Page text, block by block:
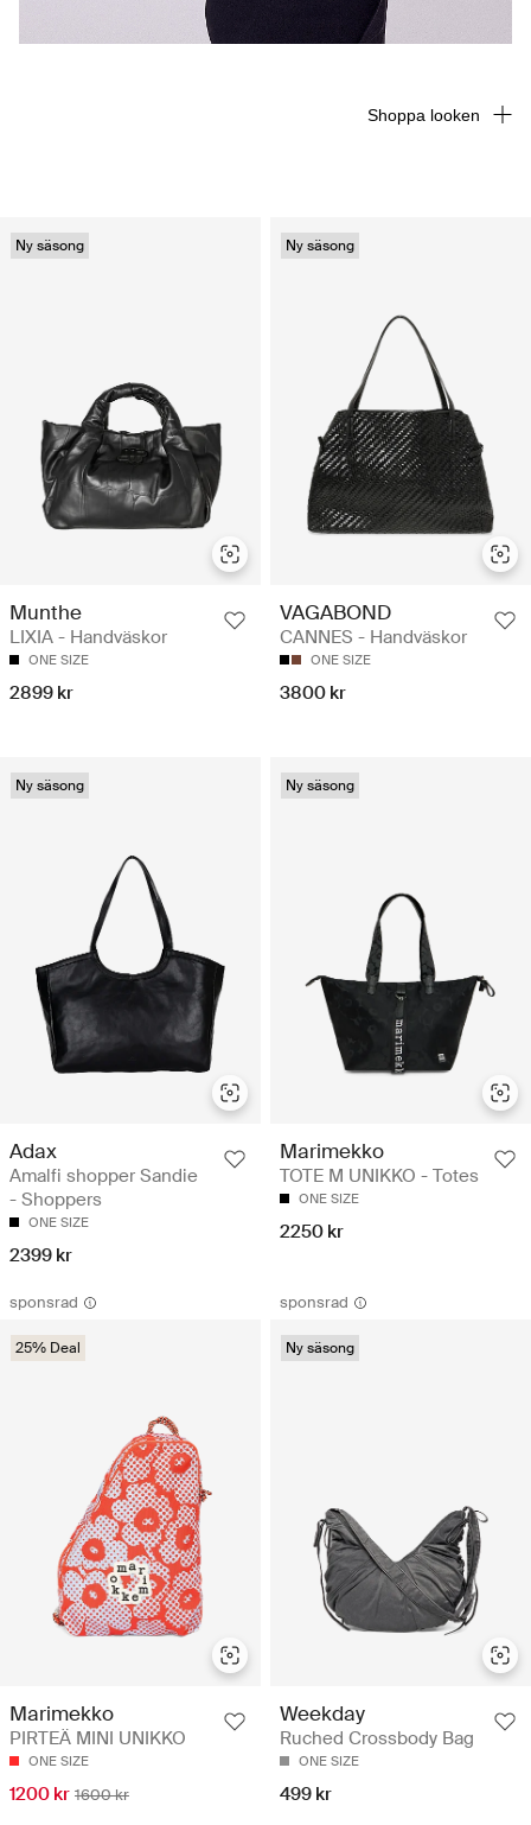
Ny säsong
Munthe
LIXIA - Handväskor
ONE SIZE
2899 kr
Ny säsong
VAGABOND
CANNES - Handväskor
ONE SIZE
3800 kr
Ny säsong
Adax
Amalfi shopper Sandie
- Shoppers
ONE SIZE
2399 kr
Ny säsong
Marimekko
TOTE M UNIKKO - Totes
ONE SIZE
2250 kr
sponsrad
25% Deal
Marimekko
PIRTEÄ MINI UNIKKO
ONE SIZE
1200 kr 1600 kr
sponsrad
Ny säsong
Weekday
Ruched Crossbody Bag
ONE SIZE
499 kr
Shoppa looken